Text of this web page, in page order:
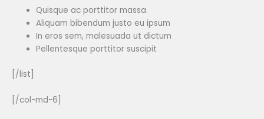
Quisque ac porttitor massa.
Aliquam bibendum justo eu ipsum
In eros sem, malesuada ut dictum
Pellentesque porttitor suscipit
[/list]
[/col-md-6]